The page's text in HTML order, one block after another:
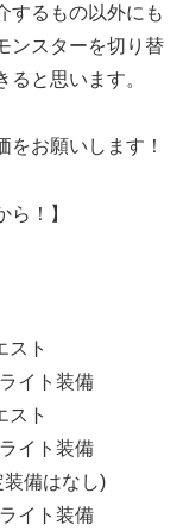
するもの以外にも
ンスターを切り替
と思います。
お願いします！
ら！】
スト
イト装備
スト
イト装備
備はなし)
イト装備